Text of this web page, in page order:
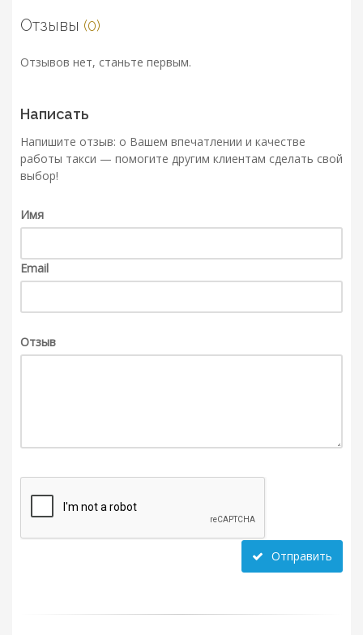
Отзывы (0)
Отзывов нет, станьте первым.
Написать
Напишите отзыв: о Вашем впечатлении и качестве
работы такси — помогите другим клиентам сделать свой
выбор!
Имя
Email
Отзыв
Отправить